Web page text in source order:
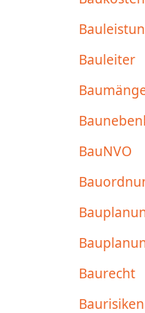
Bauleiter
BauNVO
Baurecht
Baurisiken